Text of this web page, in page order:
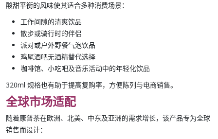
酸甜平衡的风味使其适合多种消费场景：
工作间隙的清爽饮品
散步或骑行时的伴侣
派对或户外野餐气泡饮品
鸡尾酒吧无酒精替代选择
咖啡馆、小吃吧及音乐活动中的年轻化饮品
320ml 规格也有助于提高复购率，方便陈列与电商销售。
全球市场适配
随着康普茶在欧洲、北美、中东及亚洲的需求增长，该产品专为全球
销售而设计：